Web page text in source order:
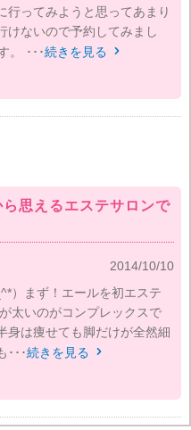
行ってみようと思ってあまり
けないので予約してみまし
。 ･･･続きを見る 
思えるエステサロンで
2014/10/10
）まず！エールを初エステ
太いのがコンプレックスで
身は痩せても脚だけが全然細
･･･続きを見る 